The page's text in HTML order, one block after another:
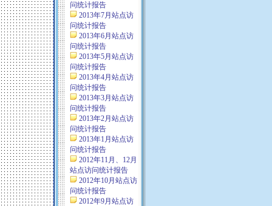
问统计报告
2013年7月站点访
问统计报告
2013年6月站点访
问统计报告
2013年5月站点访
问统计报告
2013年4月站点访
问统计报告
2013年3月站点访
问统计报告
2013年2月站点访
问统计报告
2013年1月站点访
问统计报告
2012年11月、12月
站点访问统计报告
2012年10月站点访
问统计报告
2012年9月站点访